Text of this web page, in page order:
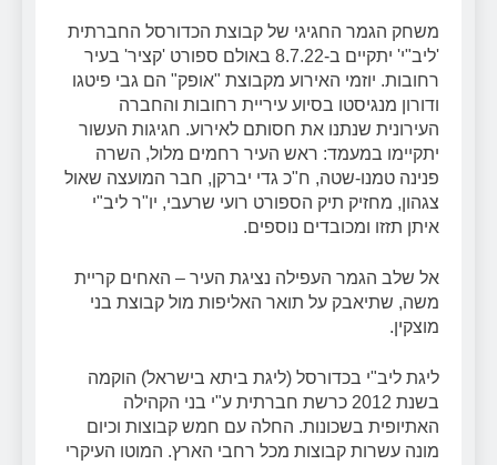
משחק הגמר החגיגי של קבוצת הכדורסל החברתית
'ליב"י' יתקיים ב-8.7.22 באולם ספורט 'קציר' בעיר
רחובות. יוזמי האירוע מקבוצת "אופק" הם גבי פיטגו
ודורון מנגיסטו בסיוע עיריית רחובות והחברה
העירונית שנתנו את חסותם לאירוע. חגיגות העשור
יתקיימו במעמד: ראש העיר רחמים מלול, השרה
פנינה טמנו-שטה, ח"כ גדי יברקן, חבר המועצה שאול
צגהון, מחזיק תיק הספורט רועי שרעבי, יו"ר ליב"י
איתן תזזו ומכובדים נוספים.
אל שלב הגמר העפילה נציגת העיר – האחים קריית
משה, שתיאבק על תואר האליפות מול קבוצת בני
מוצקין.
ליגת ליב"י בכדורסל (ליגת ביתא בישראל) הוקמה
בשנת 2012 כרשת חברתית ע"י בני הקהילה
האתיופית בשכונות. החלה עם חמש קבוצות וכיום
מונה עשרות קבוצות מכל רחבי הארץ. המוטו העיקרי